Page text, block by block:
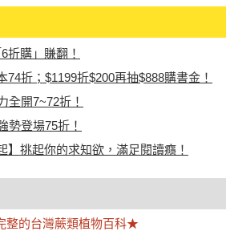
折購」賺翻！
74折；$1199折$200再抽$888購書金！
全開7~72折！
勢登場75折！
】挑起你的求知欲，滿足閱讀癮！
整的台灣蕨類植物百科★